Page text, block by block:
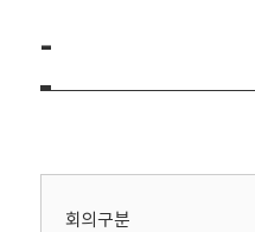
위
회
-
회의구분